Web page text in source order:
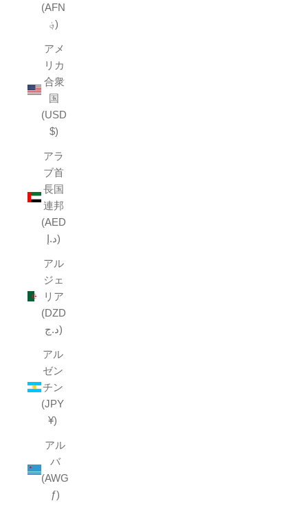
(AFN
؋)
アメ
リカ
合衆
国
(USD
$)
アラ
ブ首
長国
連邦
(AED
د.إ)
アル
ジェ
リア
(DZD
د.ج)
アル
ゼン
チン
(JPY
¥)
アル
バ
(AWG
ƒ)